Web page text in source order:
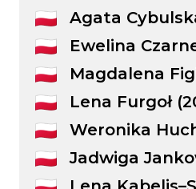
Agata
Ewelina
Magdalena
Lena Furgoł
Weronika
Jadwiga